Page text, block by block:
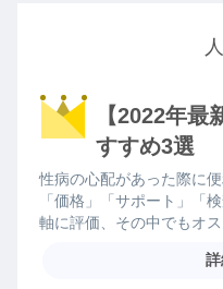
【2022年
すすめ3選
性病の心配があった際に
「価格」「サポート」「
軸に評価、その中でもオ